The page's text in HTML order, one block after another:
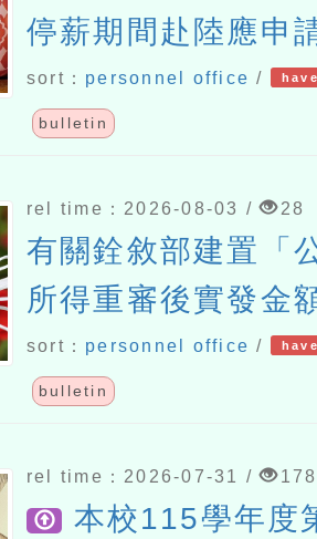
停薪期間赴陸應申
sort： personnel office /
bulletin
rel time：2026-08-03 / 28
有關銓敘部建置「
所得重審後實發金
請各機關學校轉知
多加利用一案
sort： personnel office /
bulletin
rel time：2026-07-31 / 178
本校115學年度